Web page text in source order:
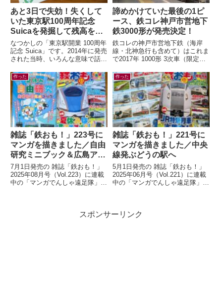
あと3日で失効！失くして
いた東京駅100周年記念
Suicaを発掘して残高を確
認したら…
なつかしの「東京駅開業 100周年
記念 Suica」です。2014年に発売
された当時、いろんな意味で話題
なので、もったいなくて使わ...
諦めかけていた最後の1ピ
ース、鉄コレ神戸市営地下
鉄3000形が発売決定！
鉄コレの神戸市営地下鉄（海岸
線・北神急行も含めて）はこれま
で2017年 1000形 3次車（限定）
定）2020年 6000形...
作った
雑誌「鉄おも！」223号に
マンガを描きました／自由
研究ミニブック＆広島アス
トラムライン編
7月1日発売の 雑誌「鉄おも！」
2025年08月号（Vol.223）に連載
中の「マンガでんしゃ遠足隊」最
作った
雑誌「鉄おも！」221号に
マンガを描きました／中央
線発ぶどうの駅へ
5月1日発売の 雑誌「鉄おも！」
2025年06月号（Vol.221）に連載
中の「マンガでんしゃ遠足隊」最
スポンサーリンク